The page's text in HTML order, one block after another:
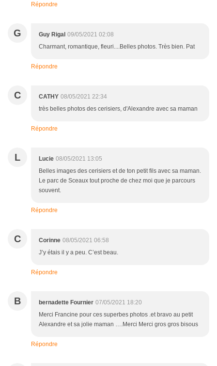
Répondre
G Guy Rigal 09/05/2021 02:08
Charmant, romantique, fleuri....Belles photos. Très bien. Pat
Répondre
C CATHY 08/05/2021 22:34
très belles photos des cerisiers, d'Alexandre avec sa maman
Répondre
L Lucie 08/05/2021 13:05
Belles images des cerisiers et de ton petit fils avec sa maman.
Le parc de Sceaux tout proche de chez moi que je parcours
souvent.
Répondre
C Corinne 08/05/2021 06:58
J’y étais il y a peu. C’est beau.
Répondre
B bernadette Fournier 07/05/2021 18:20
Merci Francine pour ces superbes photos .et bravo au petit
Alexandre et sa jolie maman ….Merci Merci gros gros bisous
Répondre